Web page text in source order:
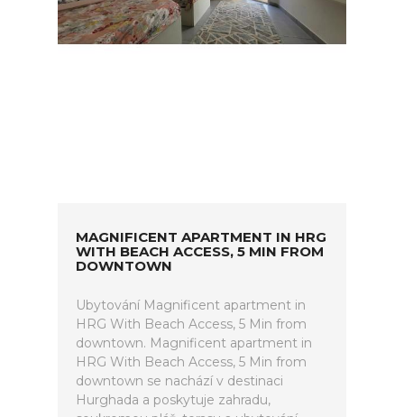
MAGNIFICENT APARTMENT IN HRG
WITH BEACH ACCESS, 5 MIN FROM
DOWNTOWN
Ubytování Magnificent apartment in
HRG With Beach Access, 5 Min from
downtown. Magnificent apartment in
HRG With Beach Access, 5 Min from
downtown se nachází v destinaci
Hurghada a poskytuje zahradu,